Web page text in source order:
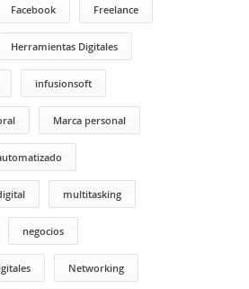
Facebook Freelance
Herramientas Digitales
infusionsoft
Marca personal
multitasking
negocios
Networking